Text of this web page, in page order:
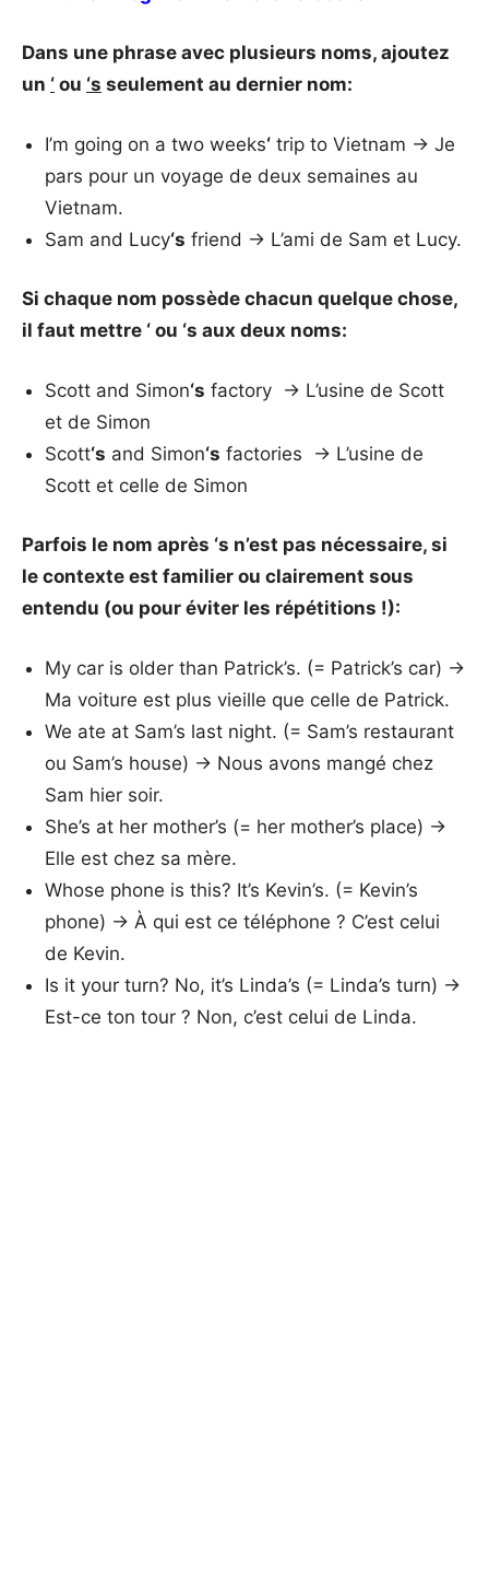
Dans une phrase avec plusieurs noms, ajoutez
un ‘ ou ‘s seulement au dernier nom:
I’m going on a two weeks‘ trip to Vietnam → Je
pars pour un voyage de deux semaines au
Vietnam.
Sam and Lucy‘s friend → L’ami de Sam et Lucy.
Si chaque nom possède chacun quelque chose,
il faut mettre ‘ ou ‘s aux deux noms:
Scott and Simon‘s factory → L’usine de Scott
et de Simon
Scott‘s and Simon‘s factories → L’usine de
Scott et celle de Simon
Parfois le nom après ‘s n’est pas nécessaire, si
le contexte est familier ou clairement sous
entendu (ou pour éviter les répétitions !):
My car is older than Patrick’s. (= Patrick’s car) →
Ma voiture est plus vieille que celle de Patrick.
We ate at Sam’s last night. (= Sam’s restaurant
ou Sam’s house) → Nous avons mangé chez
Sam hier soir.
She’s at her mother’s (= her mother’s place) →
Elle est chez sa mère.
Whose phone is this? It’s Kevin’s. (= Kevin’s
phone) → À qui est ce téléphone ? C’est celui
de Kevin.
Is it your turn? No, it’s Linda’s (= Linda’s turn) →
Est-ce ton tour ? Non, c’est celui de Linda.